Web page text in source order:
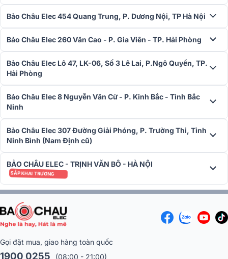
4. Điện áp và công suất - Hoạt động ổn định, tiết
kiệm điện
Đèn Par LED Bksound LX Cob200 hoạt động trong dải điện áp rộng
AC90- 240V, 50/60HZ, phù hợp với hầu hết các hệ thống điện tại
Việt Nam.Công suất tổng 250W cung cấp ánh sáng mạnh mẽ, ổn
định nhưng vẫn tiết kiệm điện năng, giúp thiết bị vận hành bền bỉ
trong nhiều giờ liên tục mà không lo quá tải hay sụt áp.
Bảo Châu Elec 454 Quang Trung, P. Dương Nội, TP Hà Nội
Bảo Châu Elec 260 Văn Cao - P. Gia Viên - TP. Hải Phòng
Bảo Châu Elec Lô 47, LK-06, Số 3 Lê Lai, P.Ngô Quyền, TP.
Hải Phòng
Bảo Châu Elec 8 Nguyễn Văn Cừ - P. Kinh Bắc - Tỉnh Bắc
Ninh
Bảo Châu Elec 307 Đường Giải Phóng, P. Trường Thi, Tỉnh
Ninh Bình (Nam Định cũ)
BẢO CHÂU ELEC - TRỊNH VĂN BÔ - HÀ NỘI
SẮP KHAI TRƯƠNG
Gọi đặt mua, giao hàng toàn quốc
1900 0255
(08:00 - 21:00)